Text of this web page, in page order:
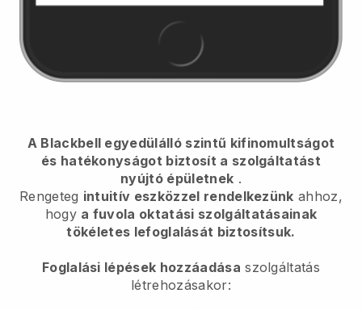
A Blackbell egyedülálló szintű kifinomultságot
és hatékonyságot biztosít a szolgáltatást
nyújtó épületnek .
Rengeteg intuitív eszközzel rendelkezünk ahhoz,
hogy a fuvola oktatási szolgáltatásainak
tökéletes lefoglalását biztosítsuk.
Foglalási lépések hozzáadása szolgáltatás
létrehozásakor: